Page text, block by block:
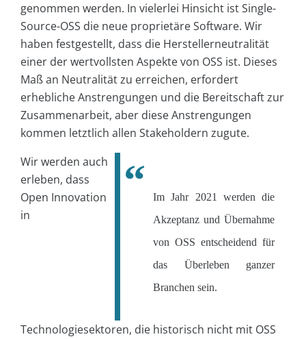
genommen werden. In vielerlei Hinsicht ist Single-
Source-OSS die neue proprietäre Software. Wir
haben festgestellt, dass die Herstellerneutralität
einer der wertvollsten Aspekte von OSS ist. Dieses
Maß an Neutralität zu erreichen, erfordert
erhebliche Anstrengungen und die Bereitschaft zur
Zusammenarbeit, aber diese Anstrengungen
kommen letztlich allen Stakeholdern zugute.
Im Jahr 2021 werden die
Akzeptanz und Übernahme
von OSS entscheidend für
das Überleben ganzer
Branchen sein.
Wir werden auch
erleben, dass
Open Innovation
in
Technologiesektoren, die historisch nicht mit OSS